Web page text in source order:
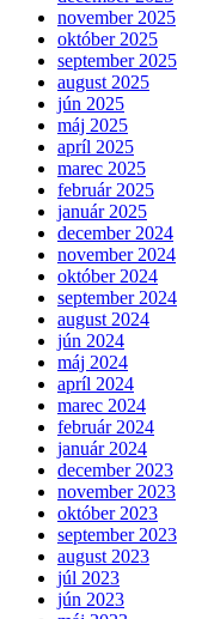
november 2025
október 2025
september 2025
august 2025
jún 2025
máj 2025
apríl 2025
marec 2025
február 2025
január 2025
december 2024
november 2024
október 2024
september 2024
august 2024
jún 2024
máj 2024
apríl 2024
marec 2024
február 2024
január 2024
december 2023
november 2023
október 2023
september 2023
august 2023
júl 2023
jún 2023